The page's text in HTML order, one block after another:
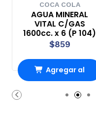
COCA COLA
AGUA MINERAL
VITAL C/GAS
1600cc. x 6 (P 104)
$859
Agregar al
Carro